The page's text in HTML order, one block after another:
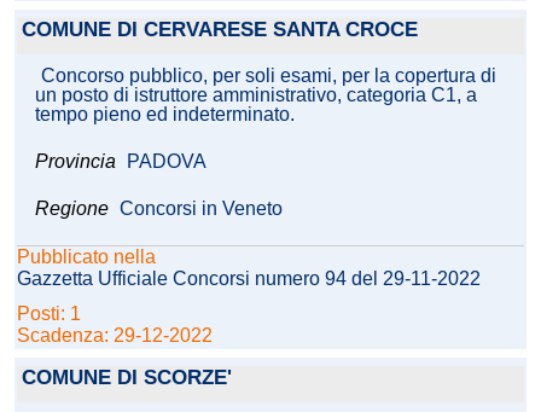
COMUNE DI CERVARESE SANTA CROCE
Concorso pubblico, per soli esami, per la copertura di
un posto di istruttore amministrativo, categoria C1, a
tempo pieno ed indeterminato.
Provincia PADOVA
Regione Concorsi in Veneto
Pubblicato nella
Gazzetta Ufficiale Concorsi numero 94 del 29-11-2022
Posti: 1
Scadenza: 29-12-2022
COMUNE DI SCORZE'